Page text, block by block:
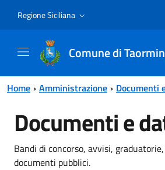
Regione Siciliana
Comune di
Home Amministrazione Documenti
Documenti e
Bandi di concorso, avvisi,
documenti pubblici.